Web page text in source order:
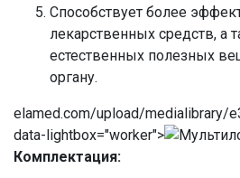
Способствует более
лекарственных средств, а
естественных полезных
органу.
elamed.com/upload/medialibrary/
data-lightbox="worker">
Комплектация: